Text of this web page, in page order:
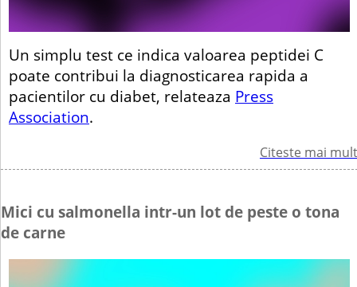
Un simplu test ce indica valoarea peptidei C
poate contribui la diagnosticarea rapida a
pacientilor cu diabet, relateaza Press
Association.
Citeste mai mult
Mici cu salmonella intr-un lot de peste o tona
de carne